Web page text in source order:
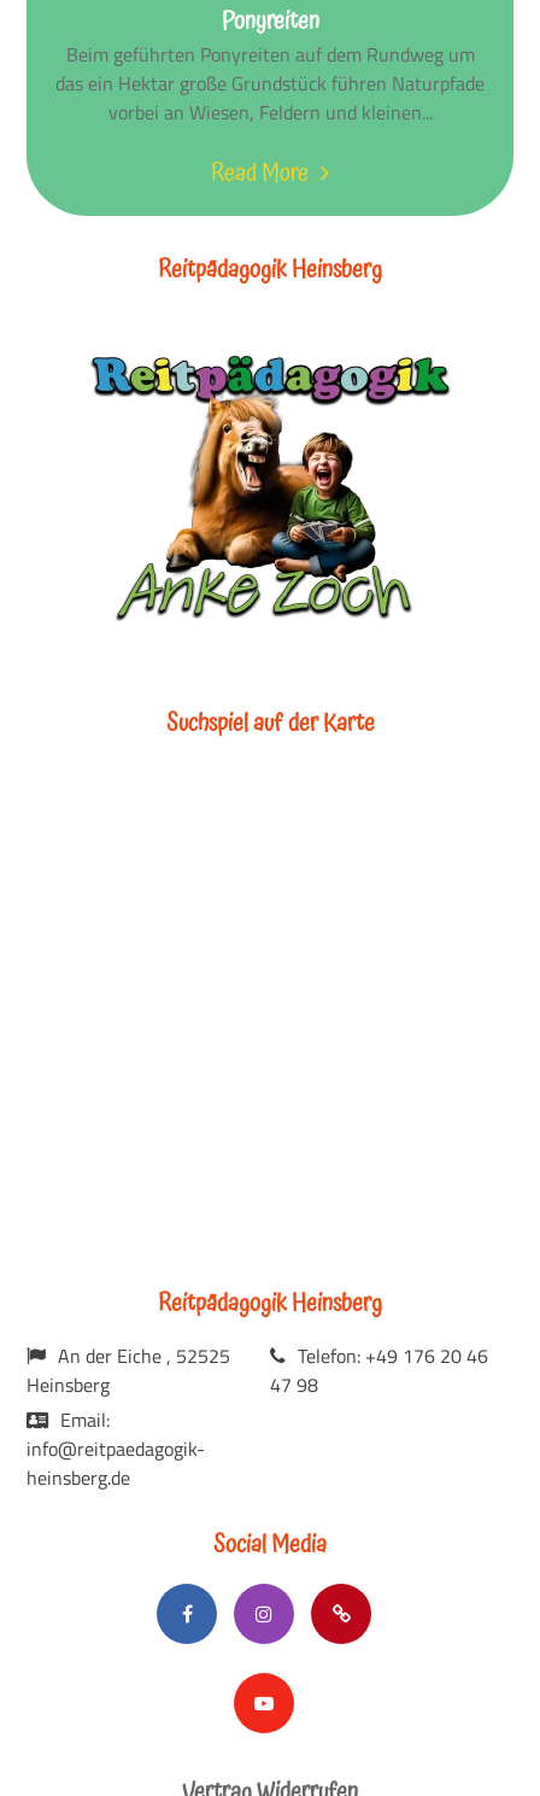
Ponyreiten
Beim geführten Ponyreiten auf dem Rundweg um
das ein Hektar große Grundstück führen Naturpfade
vorbei an Wiesen, Feldern und kleinen...
Read More
Reitpädagogik Heinsberg
Suchspiel auf der Karte
Reitpädagogik Heinsberg
An der Eiche , 52525
Heinsberg
Telefon: +49 176 20 46
47 98
Email:
info@reitpaedagogik-
heinsberg.de
Social Media